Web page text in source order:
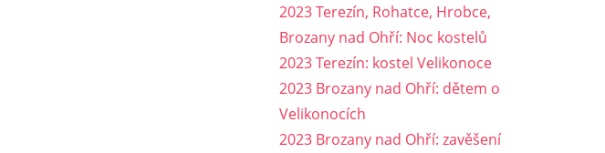
2023 Terezín, Rohatce, Hrobce,
Brozany nad Ohří: Noc kostelů
2023 Terezín: kostel Velikonoce
2023 Brozany nad Ohří: dětem o
Velikonocích
2023 Brozany nad Ohří: zavěšení